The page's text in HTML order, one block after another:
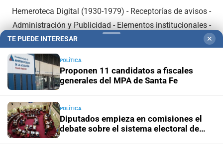
Hemeroteca Digital (1930-1979) - Receptorías de avisos -
Administración y Publicidad - Elementos institucionales-
Opcionales con El Litoral
El Litoral es miembro de:
En Asociación con:
TE PUEDE INTERESAR ✕
POLÍTICA
Proponen 11 candidatos a fiscales
generales del MPA de Santa Fe
POLÍTICA
Diputados empieza en comisiones el
debate sobre el sistema electoral de